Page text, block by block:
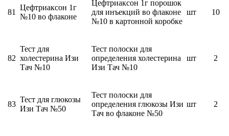
81
Цефтриаксон 1г
№10 во флаконе
Цефтриаксон 1г порошок
для инъекций во флаконе
№10 в картонной коробке
шт 10
82
Тест для
холестерина Изи
Тач №10
Тест полоски для
определения холестерина
Изи Тач №10
шт 2
83
Тест для глюкозы
Изи Тач №50
Тест полоски для
определения глюкозы Изи
Тач во флаконе №50
шт 2